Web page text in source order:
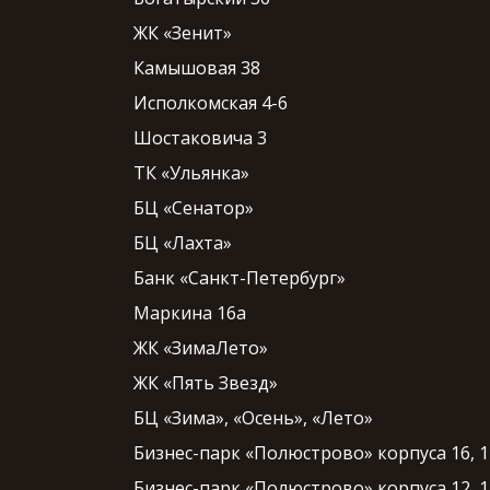
ЖК «Зенит»
Камышовая 38
Исполкомская 4-6
Шостаковича 3
ТК «Ульянка»
БЦ «Сенатор»
БЦ «Лахта»
Банк «Санкт-Петербург»
Маркина 16а
ЖК «ЗимаЛето»
ЖК «Пять Звезд»
БЦ «Зима», «Осень», «Лето»
Бизнес-парк «Полюстрово» корпуса 16,